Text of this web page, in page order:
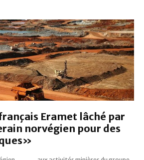
Eramet lâché par
norvégien pour des